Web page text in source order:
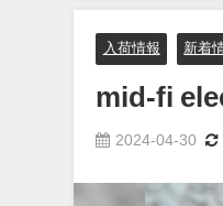
入荷情報 新着
mid-fi
2024-04-30